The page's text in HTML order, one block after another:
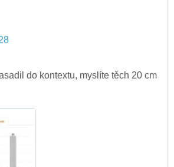
do kontextu, myslíte těch 20 cm